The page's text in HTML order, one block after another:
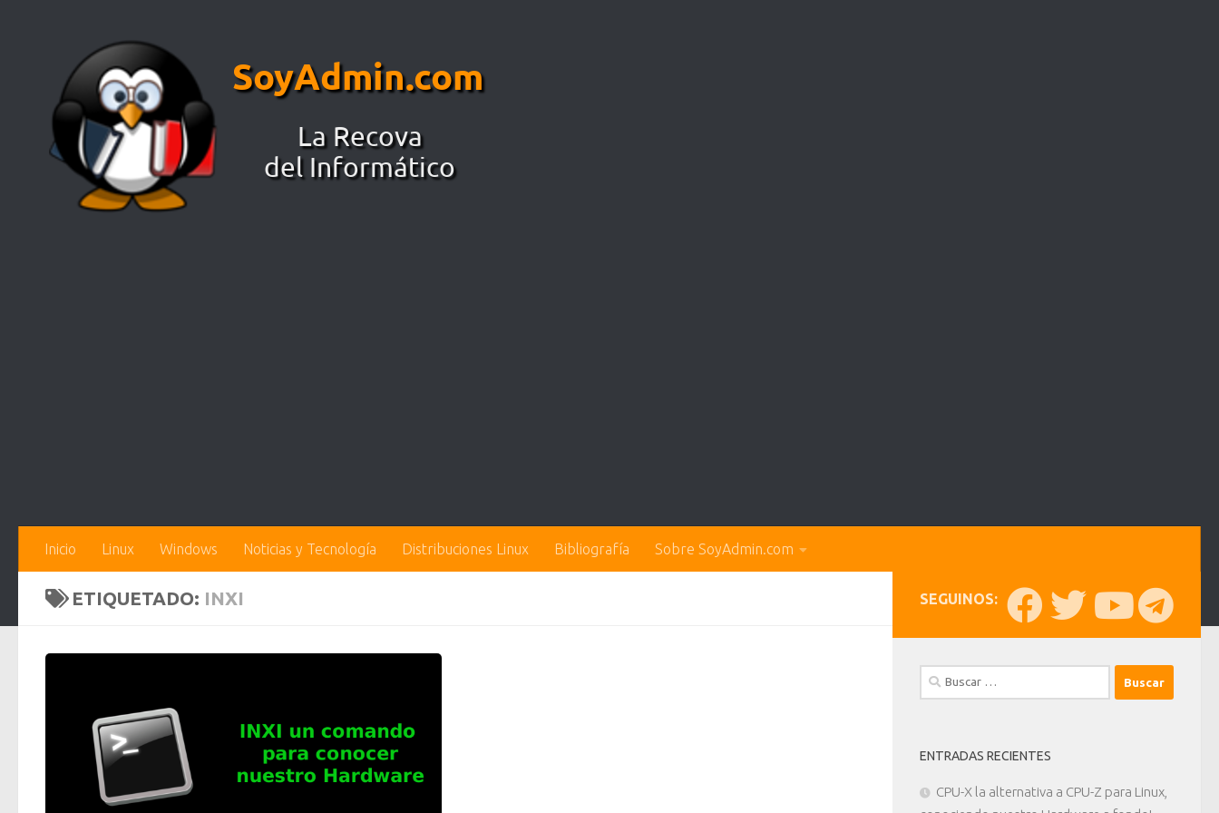
Inicio Linux Windows Noticias y Tecnología Distribuciones Linux Bibliografía Sobre SoyAdmin.com
ETIQUETADO: INXI SEGUINOS:
Buscar:
ENTRADAS RECIENTES
CPU-X la alternativa a CPU-Z para Linux,